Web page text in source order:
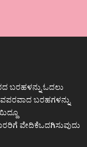
ಬರಹಳನ್ನು ಓದಲು
ಬರಹಗಳನ್ನು
ವೇದಿಕೆಒದಗಿಸುವುದು